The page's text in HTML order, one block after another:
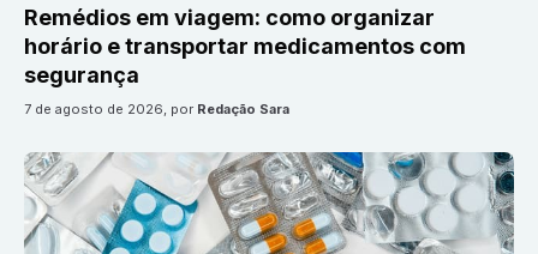
Remédios em viagem: como organizar
horário e transportar medicamentos com
segurança
7 de agosto de 2026, por Redação Sara